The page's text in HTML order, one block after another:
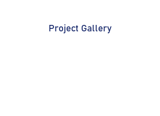
Project Gallery